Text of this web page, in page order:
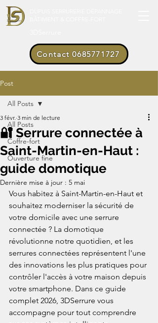
Contact 0685771727
Post
All Posts
Coffre-fort
Ouverture fine
All Posts
🔐 Serrure connectée à
Saint-Martin-en-Haut :
guide domotique
3 févr. 3 min de lecture
Dernière mise à jour : 5 mai
Vous habitez à Saint-Martin-en-Haut et
souhaitez moderniser la sécurité de
votre domicile avec une serrure
connectée ? La domotique
révolutionne notre quotidien, et les
serrures connectées représentent l'une
des innovations les plus pratiques pour
contrôler l'accès à votre maison depuis
votre smartphone. Dans ce guide
complet 2026, 3DSerrure vous
accompagne pour tout comprendre